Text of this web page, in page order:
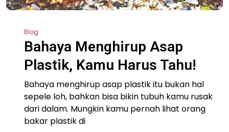
Blog
Bahaya Menghirup Asap
Plastik, Kamu Harus Tahu!
Bahaya menghirup asap plastik itu bukan hal
sepele loh, bahkan bisa bikin tubuh kamu rusak
dari dalam. Mungkin kamu pernah lihat orang
bakar plastik di